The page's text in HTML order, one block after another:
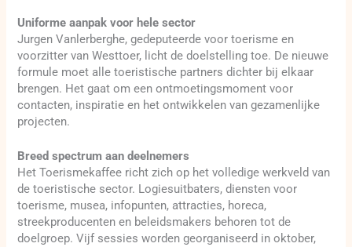
Uniforme aanpak voor hele sector
Jurgen Vanlerberghe, gedeputeerde voor toerisme en
voorzitter van Westtoer, licht de doelstelling toe. De nieuwe
formule moet alle toeristische partners dichter bij elkaar
brengen. Het gaat om een ontmoetingsmoment voor
contacten, inspiratie en het ontwikkelen van gezamenlijke
projecten.
Breed spectrum aan deelnemers
Het Toerismekaffee richt zich op het volledige werkveld van
de toeristische sector. Logiesuitbaters, diensten voor
toerisme, musea, infopunten, attracties, horeca,
streekproducenten en beleidsmakers behoren tot de
doelgroep. Vijf sessies worden georganiseerd in oktober,